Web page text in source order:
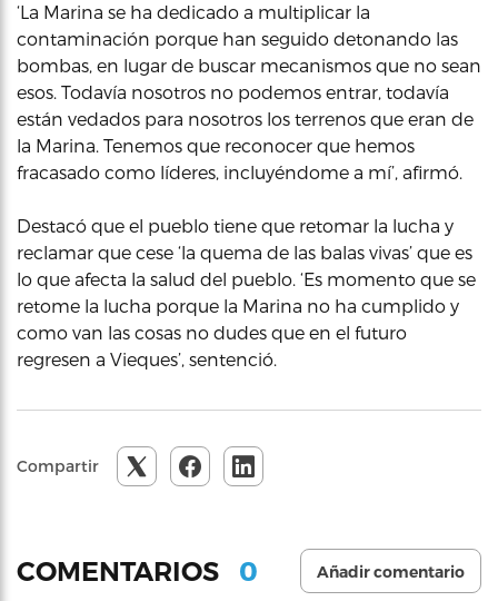
‘La Marina se ha dedicado a multiplicar la
contaminación porque han seguido detonando las
bombas, en lugar de buscar mecanismos que no sean
esos. Todavía nosotros no podemos entrar, todavía
están vedados para nosotros los terrenos que eran de
la Marina. Tenemos que reconocer que hemos
fracasado como líderes, incluyéndome a mí’, afirmó.
Destacó que el pueblo tiene que retomar la lucha y
reclamar que cese ‘la quema de las balas vivas’ que es
lo que afecta la salud del pueblo. ‘Es momento que se
retome la lucha porque la Marina no ha cumplido y
como van las cosas no dudes que en el futuro
regresen a Vieques’, sentenció.
Compartir
COMENTARIOS 0 Añadir comentario